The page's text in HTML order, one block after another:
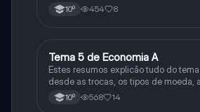
10º 454 8
Economia
Tema 5 de Economia A
Estes resumos explicão tudo do tema
desde as trocas, os tipos de moeda,
evolução, a inflação, desinflação,
taxas, consequências e
10º 568 14